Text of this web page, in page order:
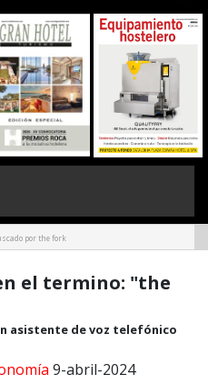
por the fork
el termino: "the
asistente de voz telefónico
9-abril-2024